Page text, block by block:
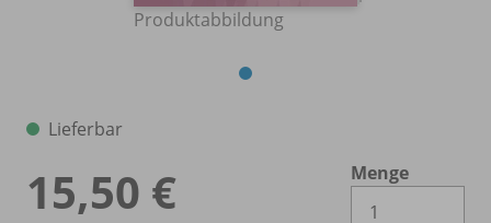
Produktabbildung
Lieferbar
15,50 €
Menge